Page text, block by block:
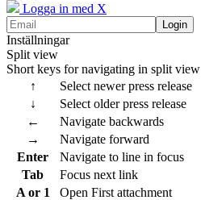
Logga in med X
Login
Inställningar
Split view
Short keys for navigating in split view
↑
Select newer press release
↓
Select older press release
←
Navigate backwards
→
Navigate forward
Enter
Navigate to line in focus
Tab
Focus next link
A or 1
Open First attachment